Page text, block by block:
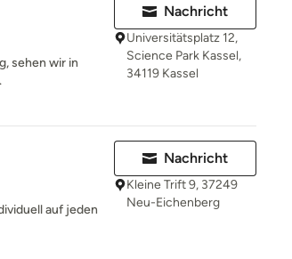
sehen wir in
Nachricht
Universitätsplatz 12,
Science Park Kassel,
34119 Kassel
auf jeden
Nachricht
Kleine Trift 9, 37249
Neu-Eichenberg